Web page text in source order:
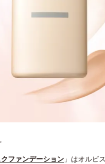
ファンデーション 」はオルビ